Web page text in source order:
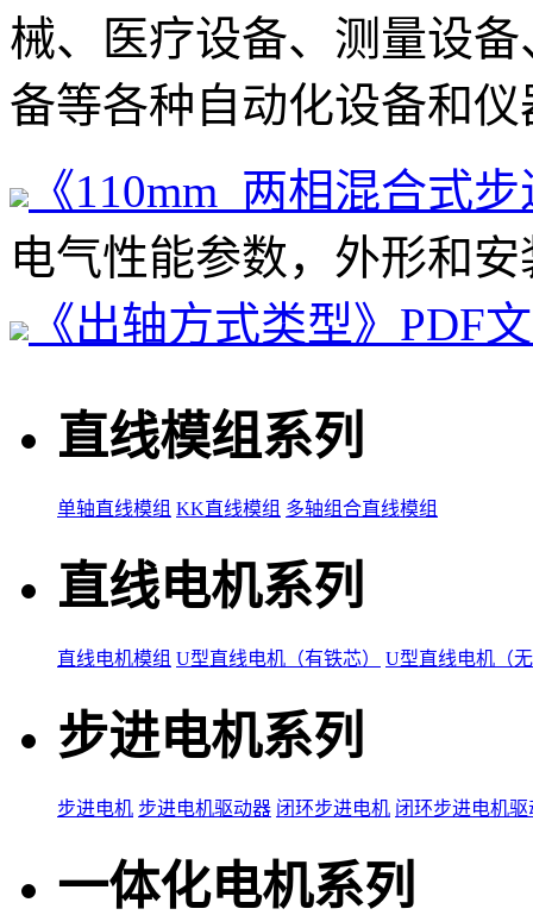
械、医疗设备、测量设
备等各种自动化设备和仪
《110mm 两相混合式步
电气性能参数，外形和
《出轴方式类型》PDF
直线模组系列
单轴直线模组 KK直线模组 多轴组合直线模组
直线电机系列
直线电机模组 U型直线电机（有铁芯） U型直线电机（
步进电机系列
步进电机 步进电机驱动器 闭环步进电机 闭环步进电机驱
一体化电机系列